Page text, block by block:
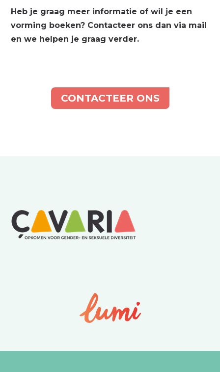
Heb je graag meer informatie of wil je een
vorming boeken? Contacteer ons dan via mail
en we helpen je graag verder.
CONTACTEER ONS